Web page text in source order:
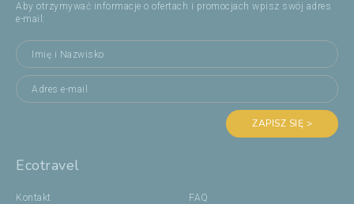
Aby otrzymywać informacje o ofertach i promocjach wpisz swój adres
e-mail:
ZAPISZ SIĘ >
Ecotravel
Kontakt FAQ